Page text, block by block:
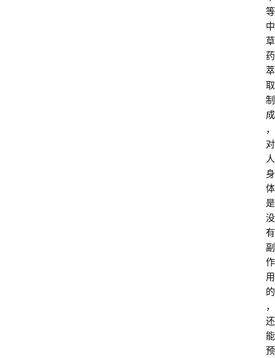
等
中
草
药
萃
取
制
成
，
对
人
身
体
是
没
有
副
作
用
的
，
还
能
预